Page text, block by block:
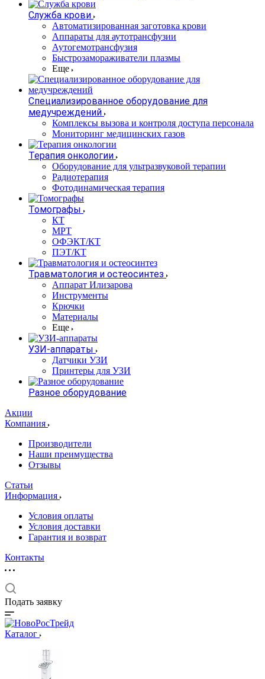
Служба крови
Автоматизированная заготовка крови
Аппараты для аутотрансфузии
Аутогемотрансфузия
Быстрозамораживатели плазмы
Еще
Специализированное оборудование для
медучреждений
Комплексы вызова и контроля доступа персонала
Мониторинг медицинских газов
Терапия онкологии
Оборудование для ультразвуковой терапии
Радиотерапия
Фотодинамическая терапия
Томографы
КТ
МРТ
ОФЭКТ/КТ
ПЭТ/КТ
Травматология и остеосинтез
Аппарат Илизарова
Инструменты
Крючки
Материалы
Еще
УЗИ-аппараты
Датчики УЗИ
Принтеры для УЗИ
Разное оборудование
Акции
Компания
Производители
Наши преимущества
Отзывы
Статьи
Информация
Условия оплаты
Условия доставки
Гарантия и возврат
Контакты
Подать заявку
Каталог